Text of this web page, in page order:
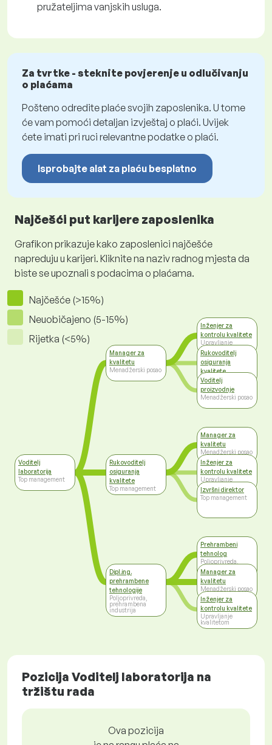
pružateljima vanjskih usluga.
Za tvrtke - steknite povjerenje u odlučivanju
o plaćama
Pošteno odredite plaće svojih zaposlenika. U tome
će vam pomoći detaljan izvještaj o plaći. Uvijek
ćete imati pri ruci relevantne podatke o plaći.
Isprobajte alat za plaću besplatno
Najčešći put karijere zaposlenika
Grafikon prikazuje kako zaposlenici najčešće
napreduju u karijeri. Kliknite na naziv radnog mjesta da
biste se upoznali s podacima o plaćama.
Najčešće (>15%)
Neuobičajeno (5-15%)
Rijetka (<5%)
Voditelj
laboratorija
Top management
Manager za
kvalitetu
Menadžerski posao
Rukovoditelj
osiguranja
kvalitete
Top management
Dipl.ing.
prehrambene
tehnologije
Poljoprivreda,
prehrambena
industrija
Inženjer za
kontrolu kvalitete
Upravljanje
kvalitetom
Rukovoditelj
osiguranja
kvalitete
Top management
Voditelj
proizvodnje
Menadžerski posao
Manager za
kvalitetu
Menadžerski posao
Inženjer za
kontrolu kvalitete
Upravljanje
kvalitetom
Izvršni direktor
Top management
Prehrambeni
tehnolog
Poljoprivreda,
prehrambena
industrija
Manager za
kvalitetu
Menadžerski posao
Inženjer za
kontrolu kvalitete
Upravljanje
kvalitetom
Pozicija Voditelj laboratorija na
tržištu rada
Ova pozicija